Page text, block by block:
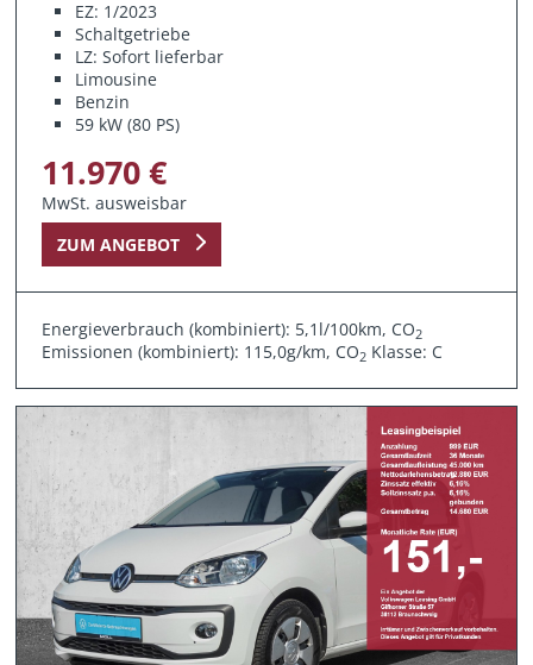
EZ: 1/2023
Schaltgetriebe
LZ: Sofort lieferbar
Limousine
Benzin
59 kW (80 PS)
11.970 €
MwSt. ausweisbar
ZUM ANGEBOT
Energieverbrauch (kombiniert): 5,1l/100km, CO2
Emissionen (kombiniert): 115,0g/km, CO2 Klasse: C